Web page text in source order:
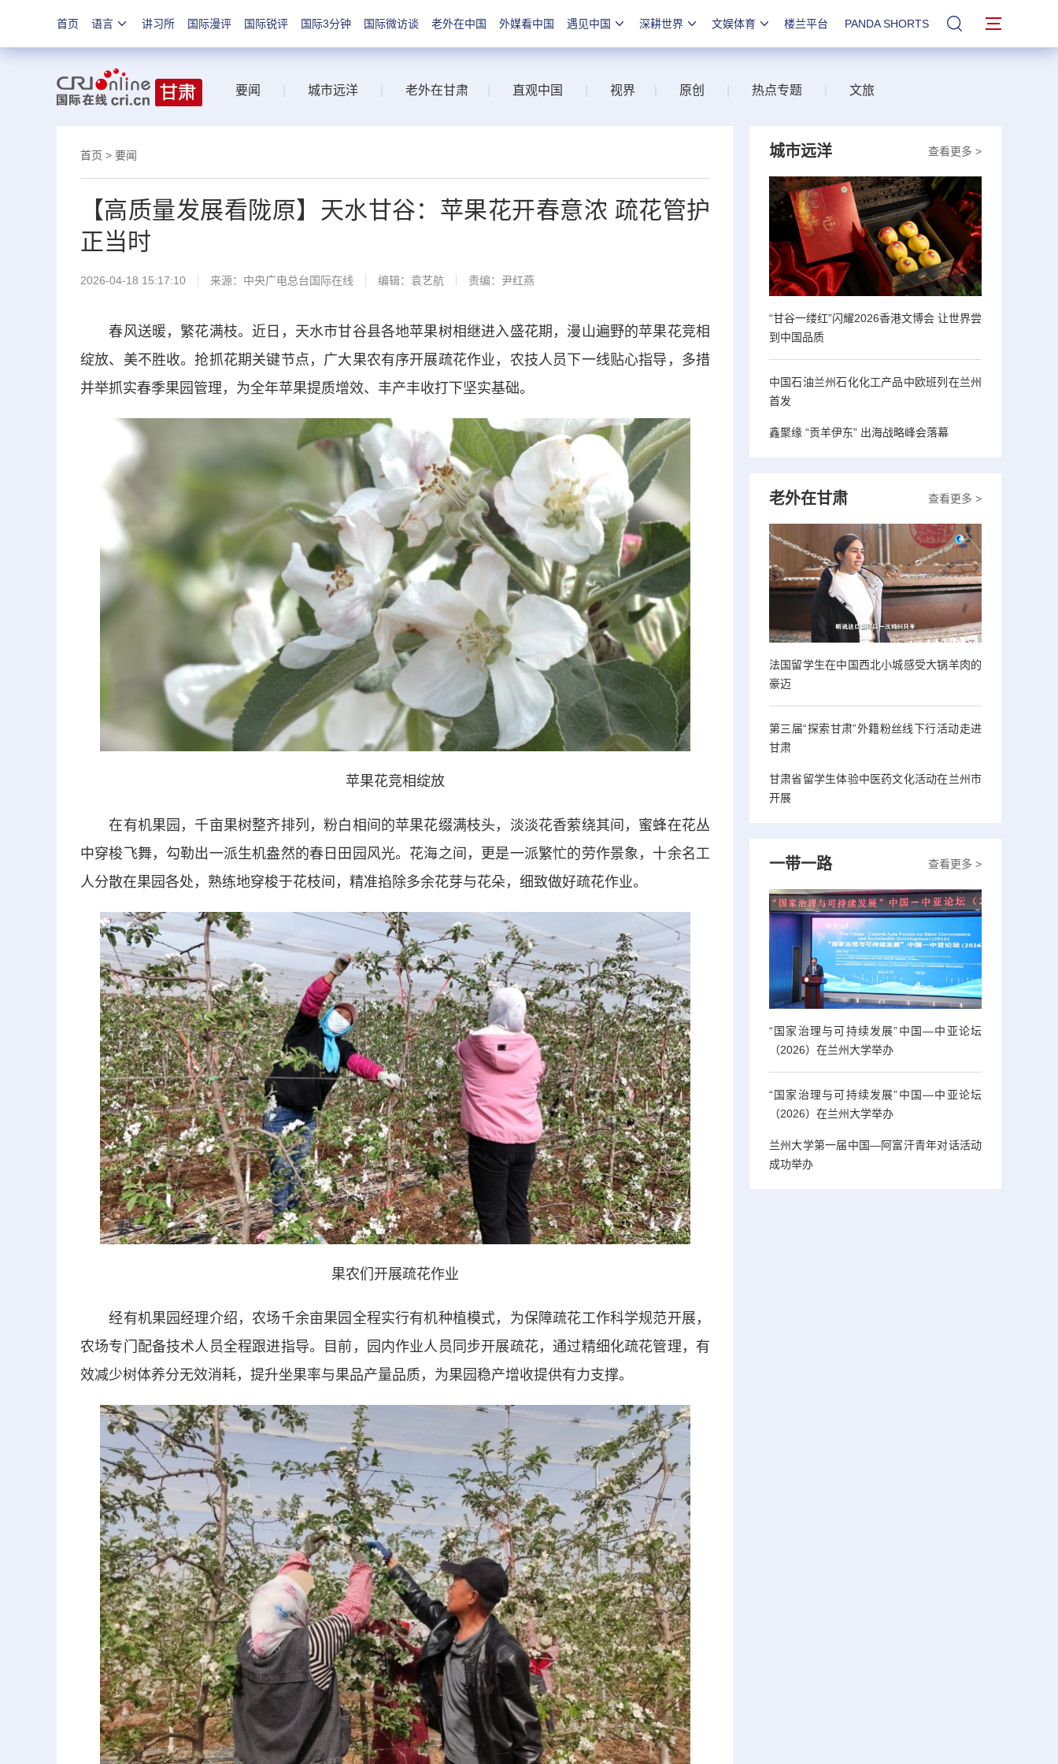
首页 语言 讲习所 国际漫评 国际锐评 国际3分钟 国际微访谈 老外在中国 外媒看中国 遇见中国 深耕世界 文娱体育 楼兰平台 PANDA SHORTS 站内搜索
要闻 城市远洋 老外在甘肃 直观中国 视界 原创 热点专题 文旅
首页 > 要闻
【高质量发展看陇原】天水甘谷：苹果花开春意浓 疏花管护
正当时
2026-04-18 15:17:10 来源：中央广电总台国际在线 编辑：袁艺航 责编：尹红燕
春风送暖，繁花满枝。近日，天水市甘谷县各地苹果树相继进入盛花期，漫山遍野的苹果花竞相
绽放、美不胜收。抢抓花期关键节点，广大果农有序开展疏花作业，农技人员下一线贴心指导，多措
并举抓实春季果园管理，为全年苹果提质增效、丰产丰收打下坚实基础。
苹果花竞相绽放
在有机果园，千亩果树整齐排列，粉白相间的苹果花缀满枝头，淡淡花香萦绕其间，蜜蜂在花丛
中穿梭飞舞，勾勒出一派生机盎然的春日田园风光。花海之间，更是一派繁忙的劳作景象，十余名工
人分散在果园各处，熟练地穿梭于花枝间，精准掐除多余花芽与花朵，细致做好疏花作业。
果农们开展疏花作业
经有机果园经理介绍，农场千余亩果园全程实行有机种植模式，为保障疏花工作科学规范开展，
农场专门配备技术人员全程跟进指导。目前，园内作业人员同步开展疏花，通过精细化疏花管理，有
效减少树体养分无效消耗，提升坐果率与果品产量品质，为果园稳产增收提供有力支撑。
查看更多 >
城市远洋
“甘谷一缕红”闪耀2026香港文博会 让世界尝
到中国品质
中国石油兰州石化化工产品中欧班列在兰州
首发
鑫聚缘 “贡羊伊东” 出海战略峰会落幕
查看更多 >
老外在甘肃
法国留学生在中国西北小城感受大锅羊肉的
豪迈
第三届“探索甘肃”外籍粉丝线下行活动走进
甘肃
甘肃省留学生体验中医药文化活动在兰州市
开展
查看更多 >
一带一路
“国家治理与可持续发展”中国—中亚论坛
（2026）在兰州大学举办
“国家治理与可持续发展”中国—中亚论坛
（2026）在兰州大学举办
兰州大学第一届中国—阿富汗青年对话活动
成功举办